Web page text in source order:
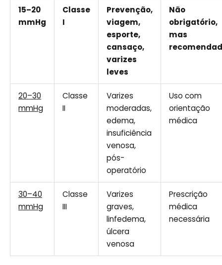
15–20
mmHg
Classe
I
Prevenção,
viagem,
esporte,
cansaço,
varizes
leves
Não
obrigatório,
mas
20–30
mmHg
Classe
II
Varizes
moderadas,
edema,
insuficiência
venosa,
pós-
operatório
Uso com
orientação
médica
30–40
mmHg
Classe
III
Varizes
graves,
linfedema,
úlcera
venosa
Prescrição
médica
necessária